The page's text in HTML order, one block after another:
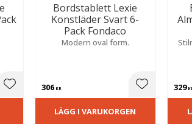
Lägg till i favoriter
Bordstablett Lexie
Konstläder Svart 6-
Pack Fondaco
Modern oval form.
306KR Lägg till i
LÄGG I VARUKORGEN
329